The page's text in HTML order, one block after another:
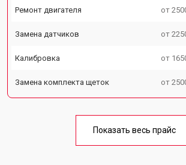
Ремонт двигателя от
Замена датчиков от
Калибровка от
Замена комплекта щеток от
Показать весь прайс